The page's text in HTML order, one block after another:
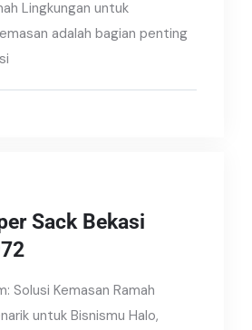
Lingkungan untuk
adalah bagian penting
Sack Bekasi
Solusi Kemasan Ramah
untuk Bisnismu Halo,